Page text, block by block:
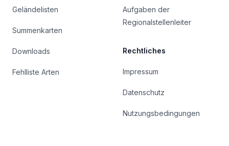
Geländelisten
Summenkarten
Downloads
Fehlliste Arten
Aufgaben der
Regionalstellenleiter
Rechtliches
Impressum
Datenschutz
Nutzungsbedingungen